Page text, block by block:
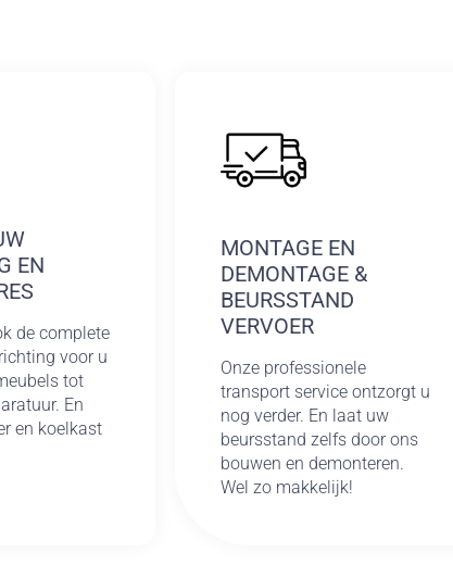
EN
de complete
voor u
tot
En
en koelkast
MONTAGE EN
DEMONTAGE &
BEURSSTAND
VERVOER
Onze professionele
transport service ontzorgt u
nog verder. En laat uw
beursstand zelfs door ons
bouwen en demonteren.
Wel zo makkelijk!